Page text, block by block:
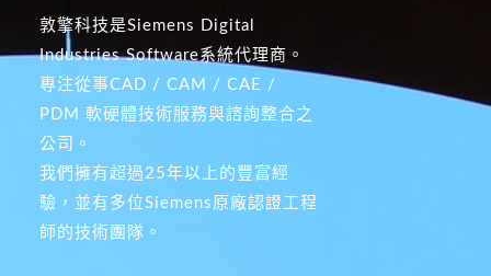
敦擎科技是Siemens Digital
Industries Software系統代理商。
專注從事CAD / CAM / CAE /
PDM 軟硬體技術服務與諮詢整合之
公司。
我們擁有超過25年以上的豐富經
驗，並有多位Siemens原廠認證工程
師的技術團隊。